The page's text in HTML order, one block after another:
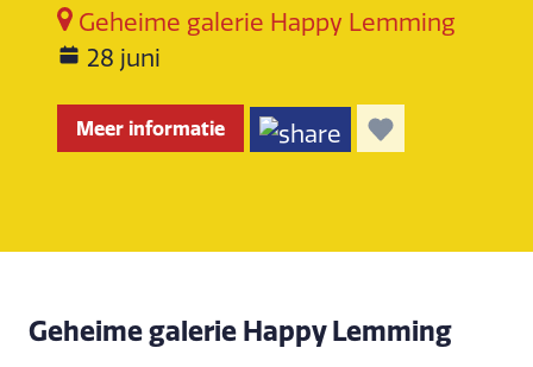
Geheime galerie Happy Lemming
28 juni
Meer informatie
Geheime galerie Happy Lemming